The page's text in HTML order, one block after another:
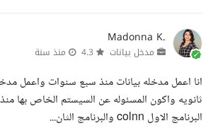
Madonna K.
مدخل بيانات منذ سنة
انا اعمل مدخله بيانات منذ سبع سنوات واعمل
ثانويه واكون المسئوله عن السيستم الخاص
البرنامج الاول colnn والبرنامج الثان...